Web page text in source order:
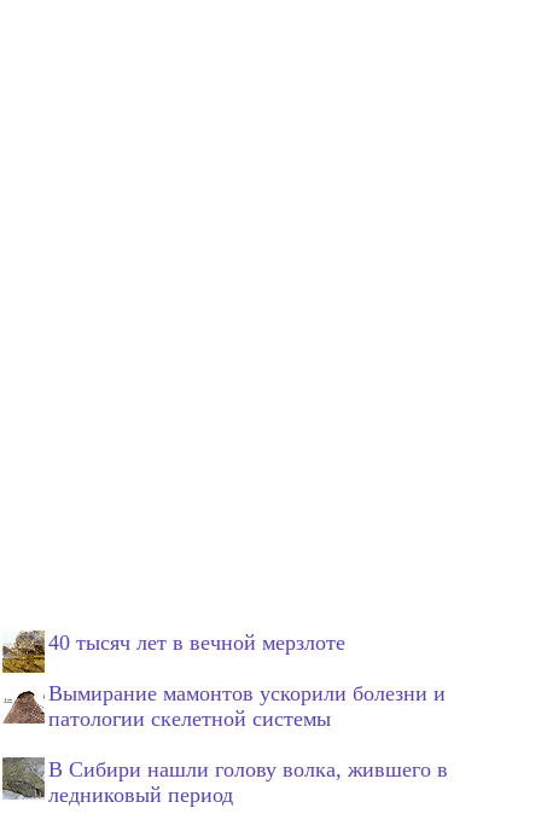
40 тысяч лет в вечной мерзлоте
Вымирание мамонтов ускорили болезни и
патологии скелетной системы
В Сибири нашли голову волка, жившего в
ледниковый период